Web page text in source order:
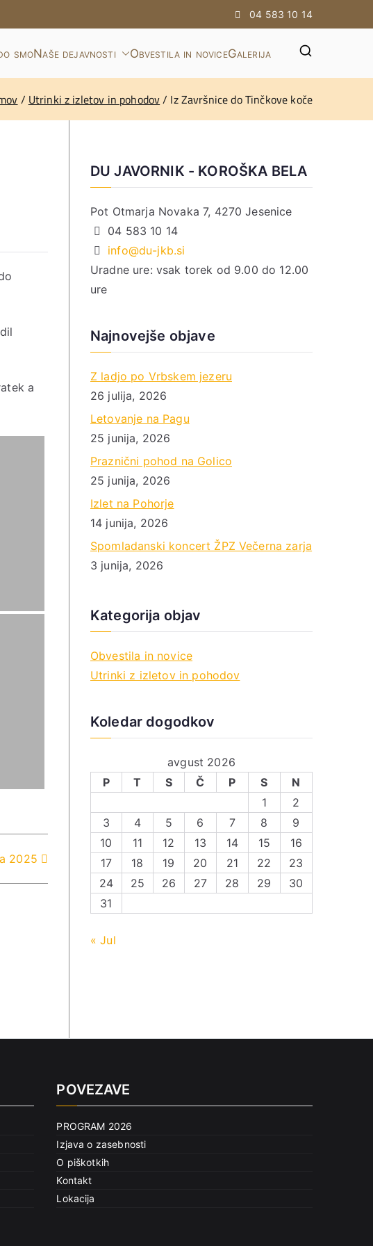
04 583 10 14
smoNaše dejavnosti Obvestila in noviceGalerija
Utrinki z izletov in pohodov Iz Završnice do Tinčkove koče
a
2025
DU JAVORNIK - KOROŠKA BELA
Pot Otmarja Novaka 7, 4270 Jesenice
04 583 10 14
info@du-jkb.si
Uradne ure: vsak torek od 9.00 do 12.00
ure
Najnovejše objave
Z ladjo po Vrbskem jezeru
26 julija, 2026
Letovanje na Pagu
25 junija, 2026
Praznični pohod na Golico
25 junija, 2026
Izlet na Pohorje
14 junija, 2026
Spomladanski koncert ŽPZ Večerna zarja
3 junija, 2026
Kategorija objav
Obvestila in novice
Utrinki z izletov in pohodov
Koledar dogodkov
avgust 2026
P
T S Č P S
N
1
2
3
4 5 6 7 8
9
10
11 12 13 14 15
16
17
18 19 20 21 22
23
24
25 26 27 28 29
30
31
« Jul
POVEZAVE
PROGRAM 2026
Izjava o zasebnosti
O piškotkih
Kontakt
Lokacija